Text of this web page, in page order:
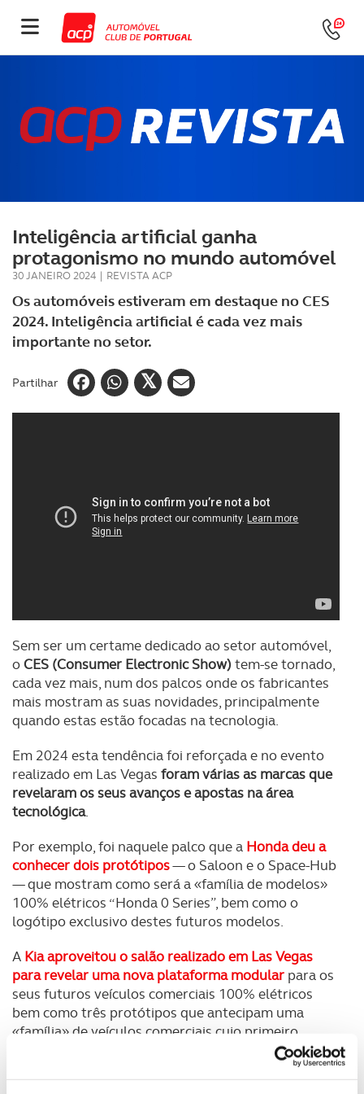
Inteligência artificial ganha
protagonismo no mundo automóvel
30 JANEIRO 2024 | REVISTA ACP
Os automóveis estiveram em destaque no CES
2024. Inteligência artificial é cada vez mais
importante no setor.
Partilhar
Sem ser um certame dedicado ao setor automóvel,
oCES (Consumer Electronic Show) tem-se tornado,
cada vez mais, num dos palcos onde os fabricantes
mais mostram as suas novidades, principalmente
quando estas estão focadas na tecnologia.
Em 2024 esta tendência foi reforçada e no evento
realizado em Las Vegas foram várias as marcas que
revelaram os seus avanços e apostas na área
tecnológica.
Por exemplo, foi naquele palco que a Honda deu a
conhecer dois protótipos— o Saloon e o Space-Hub
— que mostram como será a «família de modelos»
100% elétricos “Honda 0 Series”, bem como o
logótipo exclusivo destes futuros modelos.
A Kia aproveitou o salão realizado em Las Vegas
para revelar uma nova plataforma modular para os
seus futuros veículos comerciais 100% elétricos
bem como três protótipos que antecipam uma
«família» de veículos comerciais cujo primeiro
Já a sua compatriota, aHyundai, não só revelou no